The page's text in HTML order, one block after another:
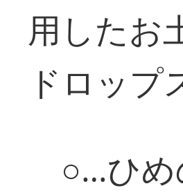
用したお
ドロップ
○…ひめ